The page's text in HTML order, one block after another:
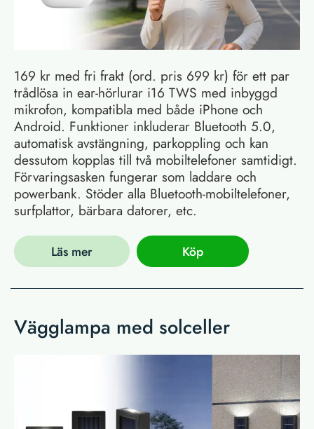
169 kr med fri frakt (ord. pris 699 kr) för ett par
trådlösa in ear-hörlurar i16 TWS med inbyggd
mikrofon, kompatibla med både iPhone och
Android. Funktioner inkluderar Bluetooth 5.0,
automatisk avstängning, parkoppling och kan
dessutom kopplas till två mobiltelefoner samtidigt.
Förvaringsasken fungerar som laddare och
powerbank. Stöder alla Bluetooth-mobiltelefoner,
surfplattor, bärbara datorer, etc.
Läs mer Köp
Vägglampa med solceller